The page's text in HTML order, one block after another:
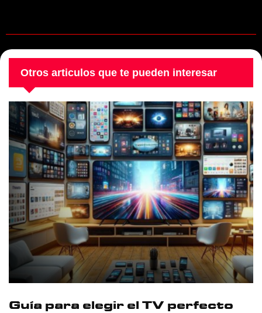
Otros articulos que te pueden interesar
Guía para elegir el TV perfecto